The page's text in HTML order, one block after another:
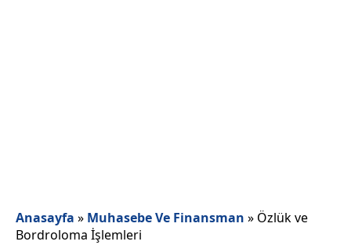
Anasayfa » Muhasebe Ve Finansman » Özlük ve
Bordroloma İşlemleri